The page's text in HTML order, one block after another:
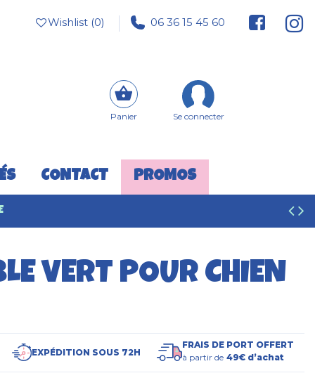
Wishlist (0) 06 36 15 45 60
Panier Se connecter
CONTACT PROMOS
VERT POUR CHIEN
EXPÉDITION SOUS 72H
FRAIS DE PORT OFFERT
à partir de 49€ d’achat